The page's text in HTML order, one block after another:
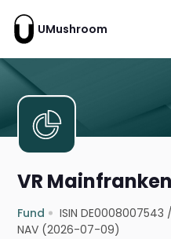
UMushroom
VR Mainfranken
Fund ISIN DE0008007543
NAV (2026-07-09)